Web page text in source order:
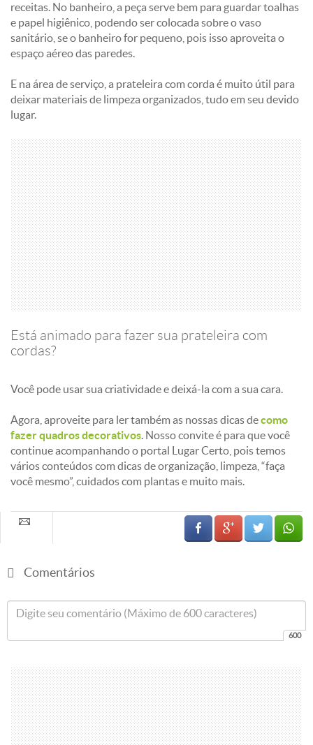
receitas. No banheiro, a peça serve bem para guardar toalhas
e papel higiênico, podendo ser colocada sobre o vaso
sanitário, se o banheiro for pequeno, pois isso aproveita o
espaço aéreo das paredes.
E na área de serviço, a prateleira com corda é muito útil para
deixar materiais de limpeza organizados, tudo em seu devido
lugar.
Está animado para fazer sua prateleira com
cordas?
Você pode usar sua criatividade e deixá-la com a sua cara.
Agora, aproveite para ler também as nossas dicas decomo
fazer quadros decorativos. Nosso convite é para que você
continue acompanhando o portal Lugar Certo, pois temos
vários conteúdos com dicas de organização, limpeza, “faça
você mesmo”, cuidados com plantas e muito mais.
Comentários
600